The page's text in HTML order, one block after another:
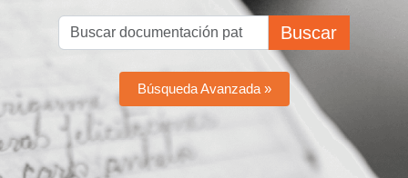
Buscar
Búsqueda Avanzada »